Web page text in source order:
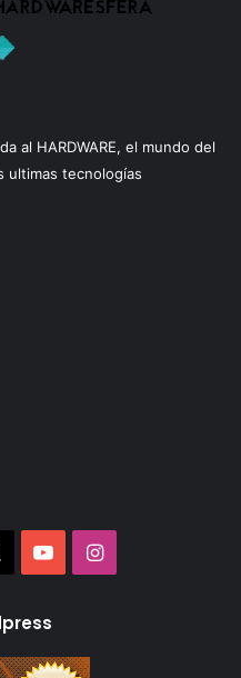
al HARDWARE, el mundo del
ultimas tecnologías
YouTubeInstagram